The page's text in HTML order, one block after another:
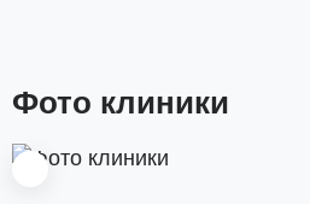
Фото клиники